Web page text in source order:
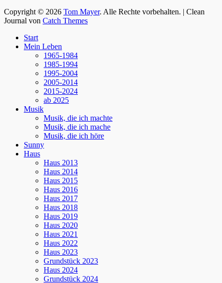
Copyright © 2026 Tom Mayer. Alle Rechte vorbehalten. | Clean
Journal von Catch Themes
oben
scrollen
Start
Mein Leben
1965-1984
1985-1994
1995-2004
2005-2014
2015-2024
ab 2025
Musik
Musik, die ich machte
Musik, die ich mache
Musik, die ich höre
Sunny
Haus
Haus 2013
Haus 2014
Haus 2015
Haus 2016
Haus 2017
Haus 2018
Haus 2019
Haus 2020
Haus 2021
Haus 2022
Haus 2023
Grundstück 2023
Haus 2024
Grundstück 2024